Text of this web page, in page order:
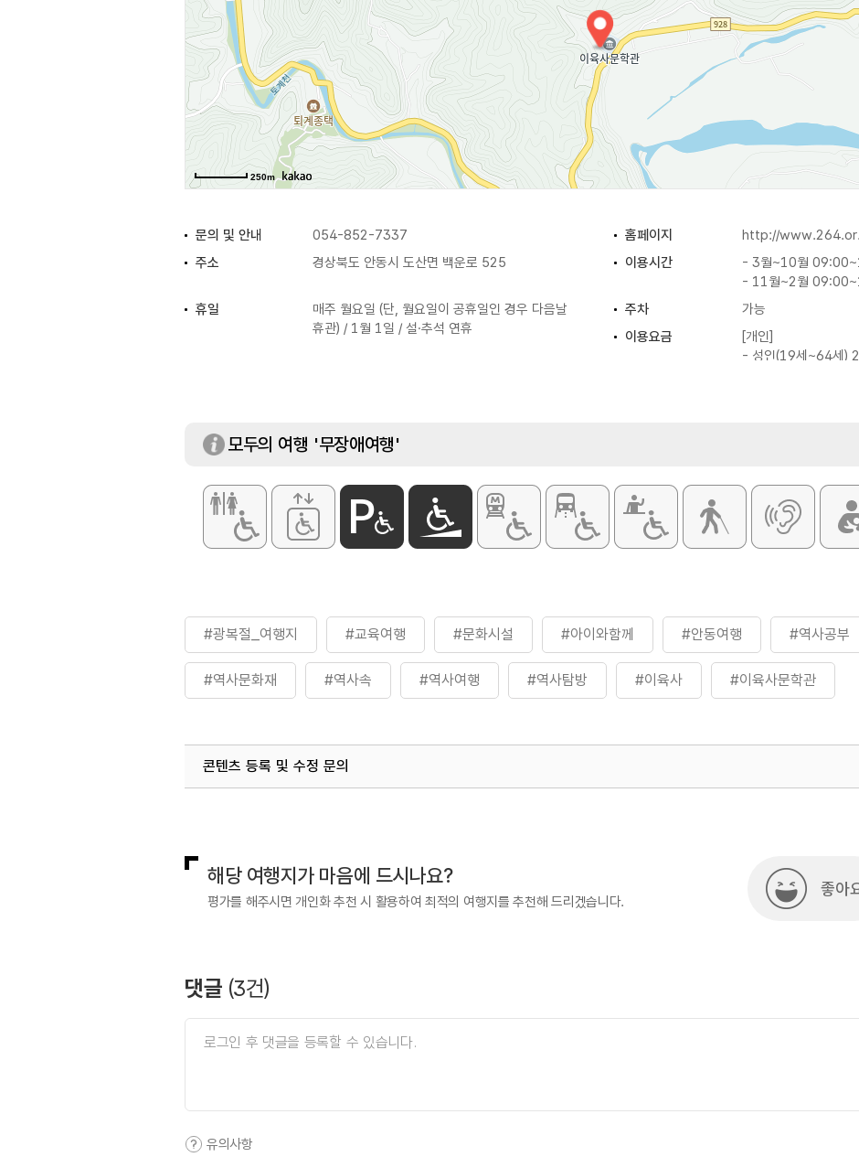
250m
문의 및 안내 054-852-7337 홈페이지
http://
주소
경상북도 안동시 도산면 백운로 525 이용시간
- 3월~10월
- 11월~2월
휴일
매주 월요일 (단, 월요일이 공휴일인 경우 다음날
휴관) / 1월 1일 / 설·추석 연휴
주차
가능
이용요금
[개인]
- 성인(19세~64세)
※ 무료 : 만 6세 이하
국가유공자 / 독립유공
※ 제복근무자 : 군인,
※ 자세한 사항은 홈
- 예천군민
※ 신분증 지참 필수
※ 중복 할인 불가
모두의 여행 '무장애여행'
#광복절_여행지 #교육여행 #문화시설 #아이와함께 #안동여행 #역사공부
#역사문화재 #역사속 #역사여행 #역사탐방 #이육사 #이육사문학관
콘텐츠 등록 및 수정 문의
해당 여행지가 마음에 드시나요?
평가를 해주시면 개인화 추천 시 활용하여 최적의 여행지를 추천해 드리겠습니다.
좋아
댓글 (3건)
유의사항